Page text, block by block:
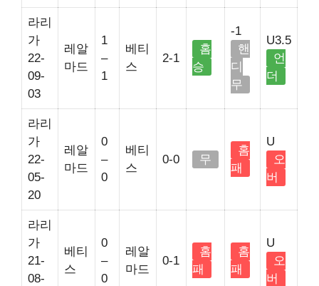
라리
가
22-
09-
03
레알
마드
1
–
1
베티
스
2-1
홈
승
-1
핸
디
무
U3.5
언
더
라리
가
22-
05-
20
레알
마드
0
–
0
베티
스
0-0 무
홈
패
U
오
버
라리
가
21-
08-
베티
스
0
–
0
레알
마드
0-1
홈
패
홈
패
U
오
버